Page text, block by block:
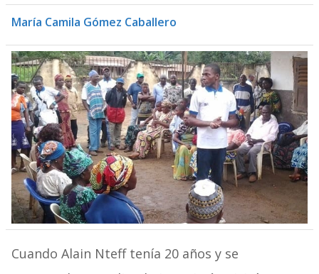
María Camila Gómez Caballero
Cuando Alain Nteff tenía 20 años y se